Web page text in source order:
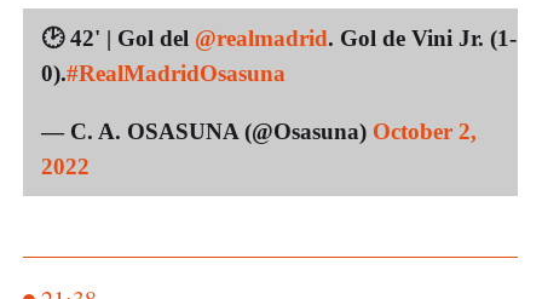
🕑 42' | Gol del @realmadrid. Gol de Vini Jr. (1-
0).#RealMadridOsasuna
— C. A. OSASUNA (@Osasuna) October 2,
2022